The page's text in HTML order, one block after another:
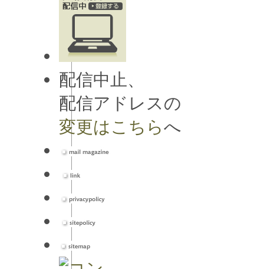
配信中止、
配信アドレスの
変更はこちらへ